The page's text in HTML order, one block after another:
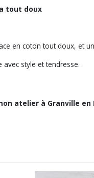
tout doux
en coton tout doux, et
style et tendresse.
atelier à Granville en